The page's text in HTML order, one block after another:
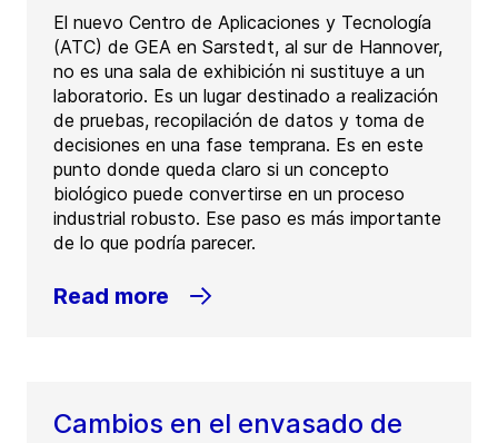
El nuevo Centro de Aplicaciones y Tecnología
(ATC) de GEA en Sarstedt, al sur de Hannover,
no es una sala de exhibición ni sustituye a un
laboratorio. Es un lugar destinado a realización
de pruebas, recopilación de datos y toma de
decisiones en una fase temprana. Es en este
punto donde queda claro si un concepto
biológico puede convertirse en un proceso
industrial robusto. Ese paso es más importante
de lo que podría parecer.
Read more
Cambios en el envasado de